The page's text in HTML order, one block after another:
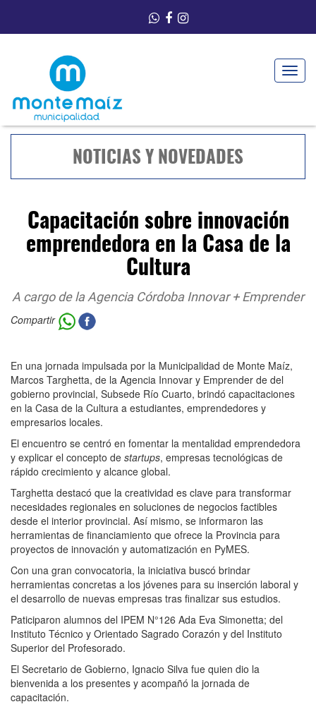
Toggle
NOTICIAS Y NOVEDADES
Capacitación sobre innovación
emprendedora en la Casa de la
Cultura
A cargo de la Agencia Córdoba Innovar + Emprender
Compartir
En una jornada impulsada por la Municipalidad de Monte Maíz,
Marcos Targhetta, de la Agencia Innovar y Emprender de del
gobierno provincial, Subsede Río Cuarto, brindó capacitaciones
en la Casa de la Cultura a estudiantes, emprendedores y
empresarios locales.
El encuentro se centró en fomentar la mentalidad emprendedora
y explicar el concepto de startups, empresas tecnológicas de
rápido crecimiento y alcance global.
Targhetta destacó que la creatividad es clave para transformar
necesidades regionales en soluciones de negocios factibles
desde el interior provincial. Así mismo, se informaron las
herramientas de financiamiento que ofrece la Provincia para
proyectos de innovación y automatización en PyMES.
Con una gran convocatoria, la iniciativa buscó brindar
herramientas concretas a los jóvenes para su inserción laboral y
el desarrollo de nuevas empresas tras finalizar sus estudios.
Paticiparon alumnos del IPEM N°126 Ada Eva Simonetta; del
Instituto Técnico y Orientado Sagrado Corazón y del Instituto
Superior del Profesorado.
El Secretario de Gobierno, Ignacio Silva fue quien dio la
bienvenida a los presentes y acompañó la jornada de
capacitación.